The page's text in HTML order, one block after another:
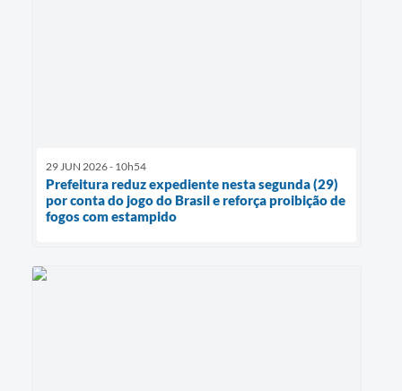
29 JUN 2026 - 10h54
Prefeitura reduz expediente nesta segunda (29)
por conta do jogo do Brasil e reforça proibição de
fogos com estampido